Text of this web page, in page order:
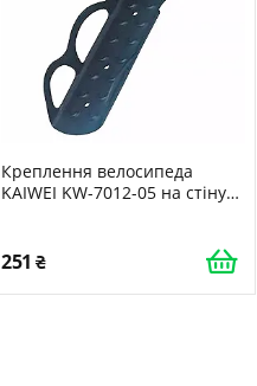
Креплення велосипеда
KAIWEI KW-7012-05 на стіну
251